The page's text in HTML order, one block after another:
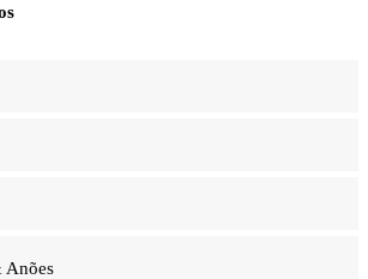
Anões